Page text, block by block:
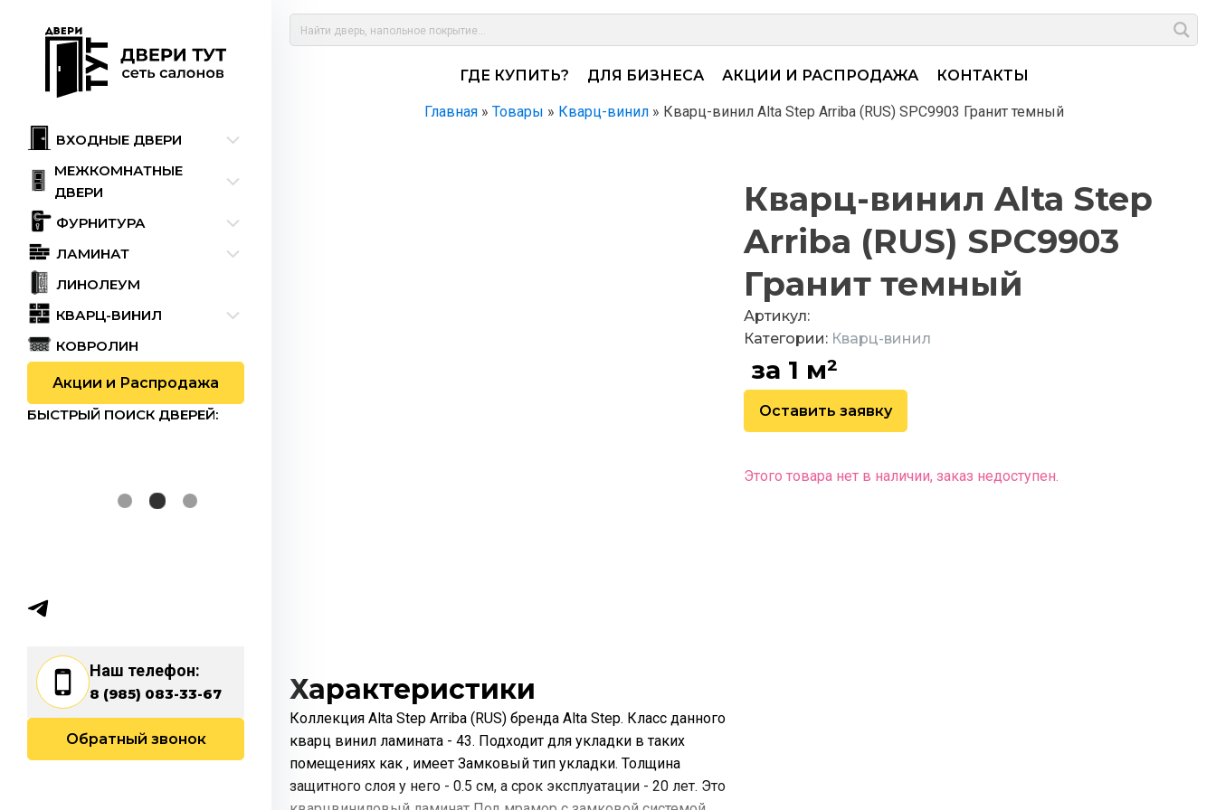
ВХОДНЫЕ ДВЕРИ
МЕЖКОМНАТНЫЕ
ДВЕРИ
ФУРНИТУРА
ЛАМИНАТ
ЛИНОЛЕУМ
КВАРЦ-ВИНИЛ
КОВРОЛИН
Акции и Распродажа
БЫСТРЫЙ ПОИСК ДВЕРЕЙ:
Наш телефон:
8 (985) 083-33-67
Обратный звонок
ГДЕ КУПИТЬ? ДЛЯ БИЗНЕСА АКЦИИ И РАСПРОДАЖА КОНТАКТЫ
Главная» Товары » Кварц-винил» Кварц-винил Alta Step Arriba (RUS) SPC9903 Гранит темный
Кварц-винил Alta Step
Arriba (RUS) SPC9903
Гранит темный
Артикул:
Категории: Кварц-винил
за 1 м²
Оставить заявку
Этого товара нет в наличии, заказ недоступен.
Характеристики
Коллекция Alta Step Arriba (RUS) бренда Alta Step. Класс данного
кварц винил ламината - 43. Подходит для укладки в таких
помещениях как , имеет Замковый тип укладки. Толщина
защитного слоя у него - 0.5 см, а срок эксплуатации - 20 лет. Это